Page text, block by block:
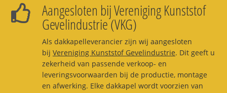
Aangesloten bij Vereniging Kunststof
Gevelindustrie (VKG)
Als dakkapelleverancier zijn wij aangesloten
bij Vereniging Kunststof Gevelindustrie. Dit geeft u
zekerheid van passende verkoop- en
leveringsvoorwaarden bij de productie, montage
en afwerking. Elke dakkapel wordt voorzien van